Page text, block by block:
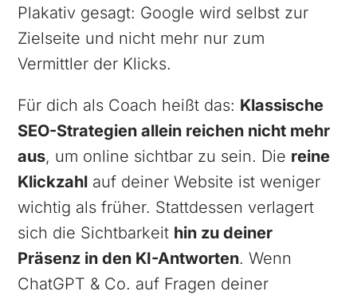
Plakativ gesagt: Google wird selbst zur
Zielseite und nicht mehr nur zum
Vermittler der Klicks.
Für dich als Coach heißt das: Klassische
SEO-Strategien allein reichen nicht mehr
aus, um online sichtbar zu sein. Die reine
Klickzahl auf deiner Website ist weniger
wichtig als früher. Stattdessen verlagert
sich die Sichtbarkeit hin zu deiner
Präsenz in den KI-Antworten. Wenn
ChatGPT & Co. auf Fragen deiner